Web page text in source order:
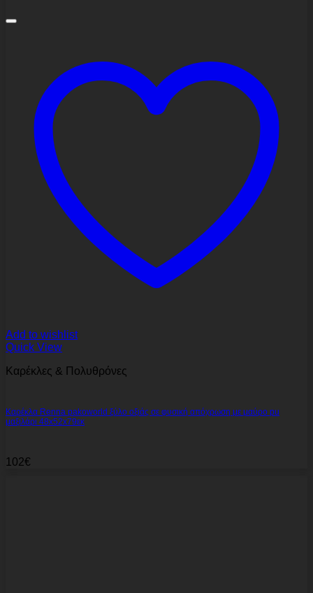
Add to wishlist
Quick View
Καρέκλες & Πολυθρόνες
Καρέκλα Renna pakoworld ξύλο οξιάς σε φυσική απόχρωση με μαύρο pu
μαξιλάρι 48x52x79εκ
102€